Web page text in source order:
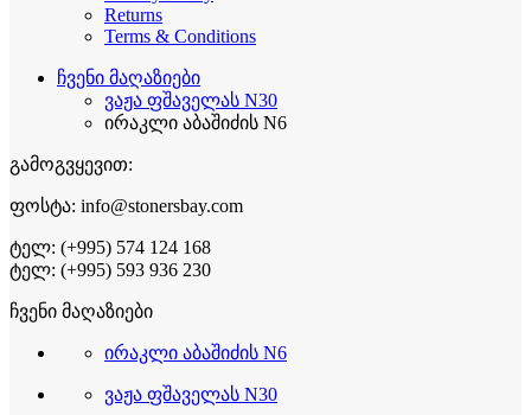
Returns
Terms & Conditions
ჩვენი მაღაზიები
ვაჟა ფშაველას N30
ირაკლი აბაშიძის N6
გამოგვყევით:
ფოსტა: info@stonersbay.com
ტელ: (+995) 574 124 168
ტელ: (+995) 593 936 230
ჩვენი მაღაზიები
ირაკლი აბაშიძის N6
ვაჟა ფშაველას N30